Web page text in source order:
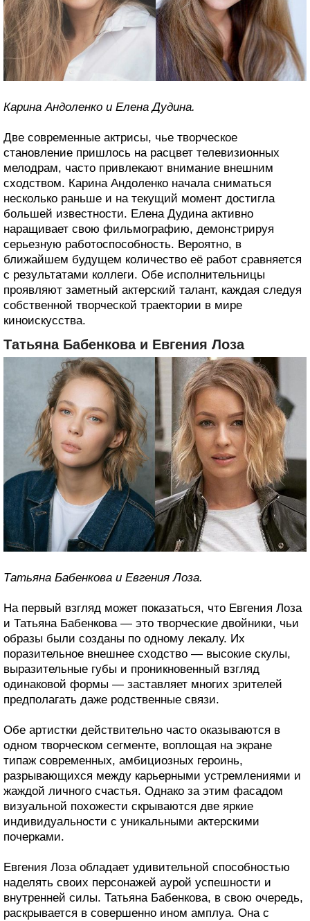
Карина Андоленко и Елена Дудина.
Две современные актрисы, чье творческое
становление пришлось на расцвет телевизионных
мелодрам, часто привлекают внимание внешним
сходством. Карина Андоленко начала сниматься
несколько раньше и на текущий момент достигла
большей известности. Елена Дудина активно
наращивает свою фильмографию, демонстрируя
серьезную работоспособность. Вероятно, в
ближайшем будущем количество её работ сравняется
с результатами коллеги. Обе исполнительницы
проявляют заметный актерский талант, каждая следуя
собственной творческой траектории в мире
киноискусства.
Татьяна Бабенкова и Евгения Лоза
Татьяна Бабенкова и Евгения Лоза.
На первый взгляд может показаться, что Евгения Лоза
и Татьяна Бабенкова — это творческие двойники, чьи
образы были созданы по одному лекалу. Их
поразительное внешнее сходство — высокие скулы,
выразительные губы и проникновенный взгляд
одинаковой формы — заставляет многих зрителей
предполагать даже родственные связи.
Обе артистки действительно часто оказываются в
одном творческом сегменте, воплощая на экране
типаж современных, амбициозных героинь,
разрывающихся между карьерными устремлениями и
жаждой личного счастья. Однако за этим фасадом
визуальной похожести скрываются две яркие
индивидуальности с уникальными актерскими
почерками.
Евгения Лоза обладает удивительной способностью
наделять своих персонажей аурой успешности и
внутренней силы. Татьяна Бабенкова, в свою очередь,
раскрывается в совершенно ином амплуа. Она с